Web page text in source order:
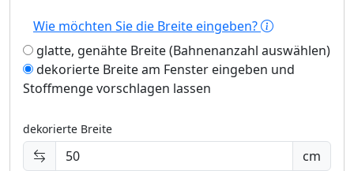
Wie möchten Sie die Breite eingeben?
glatte, genähte Breite (Bahnenanzahl auswählen)
dekorierte Breite am Fenster eingeben und
Stoffmenge vorschlagen lassen
dekorierte Breite
cm